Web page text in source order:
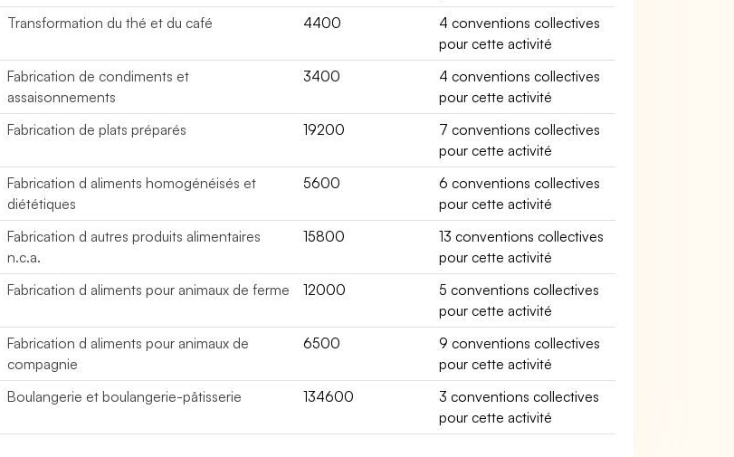
Transformation du thé et du café 4400
4 conventions collectives
pour cette activité
Fabrication de condiments et
assaisonnements
3400
4 conventions collectives
pour cette activité
Fabrication de plats préparés 19200
7 conventions collectives
pour cette activité
Fabrication d aliments homogénéisés et
diététiques
5600
6 conventions collectives
pour cette activité
Fabrication d autres produits alimentaires
n.c.a.
15800
13 conventions collectives
pour cette activité
Fabrication d aliments pour animaux de ferme 12000
5 conventions collectives
pour cette activité
Fabrication d aliments pour animaux de
compagnie
6500
9 conventions collectives
pour cette activité
Boulangerie et boulangerie-pâtisserie 134600
3 conventions collectives
pour cette activité